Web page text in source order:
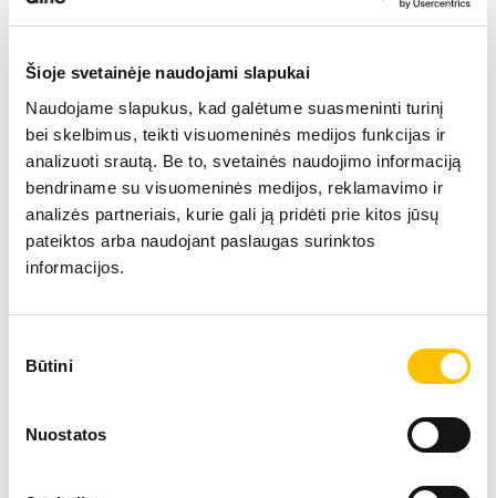
Šioje svetainėje naudojami slapukai
Naudojame slapukus, kad galėtume suasmeninti turinį
bei skelbimus, teikti visuomeninės medijos funkcijas ir
analizuoti srautą. Be to, svetainės naudojimo informaciją
bendriname su visuomeninės medijos, reklamavimo ir
analizės partneriais, kurie gali ją pridėti prie kitos jūsų
pateiktos arba naudojant paslaugas surinktos
informacijos.
pasirinkimas
Būtini
Nuostatos
Tehniskie dati